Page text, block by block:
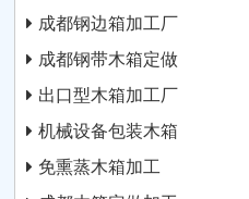
成都钢边箱加工厂
成都钢带木箱定做
出口型木箱加工厂
机械设备包装木箱
免熏蒸木箱加工